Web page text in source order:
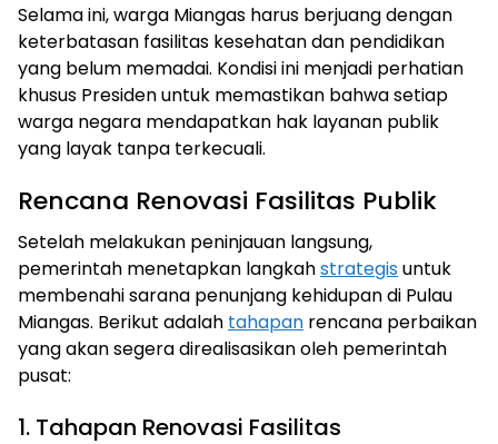
Selama ini, warga Miangas harus berjuang dengan
keterbatasan fasilitas kesehatan dan pendidikan
yang belum memadai. Kondisi ini menjadi perhatian
khusus Presiden untuk memastikan bahwa setiap
warga negara mendapatkan hak layanan publik
yang layak tanpa terkecuali.
Rencana Renovasi Fasilitas Publik
Setelah melakukan peninjauan langsung,
pemerintah menetapkan langkahstrategis untuk
membenahi sarana penunjang kehidupan di Pulau
Miangas. Berikut adalah tahapan rencana perbaikan
yang akan segera direalisasikan oleh pemerintah
pusat:
1. Tahapan Renovasi Fasilitas